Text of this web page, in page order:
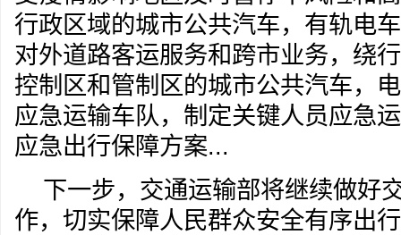
行政区域的城市公共汽车，有轨电
对外道路客运服务和跨市业务，绕
控制区和管制区的城市公共汽车，
应急运输车队，制定关键人员应急
应急出行保障方案...
下一步，交通运输部将继续做好
作，切实保障人民群众安全有序出